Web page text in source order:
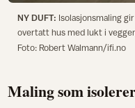
NY DUFT: Isolasjonsmaling
overtatt hus med lukt i
Foto: Robert Walmann/ifi.no
Maling som